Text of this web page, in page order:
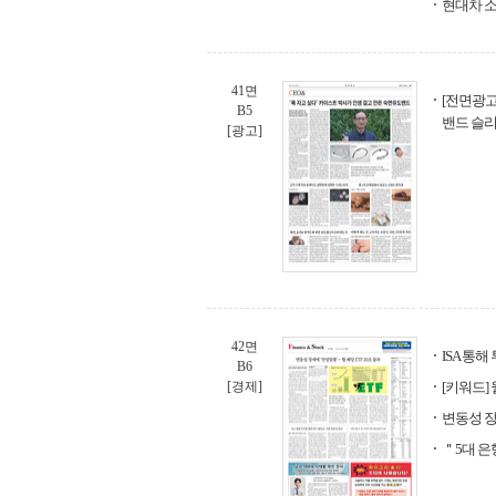
현대차
41면
B5
[광고]
[전면광
밴드 슬
42면
B6
[경제]
ISA 통해
[키워드]
변동성
＂5대